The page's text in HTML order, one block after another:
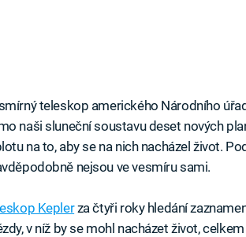
teleskop amerického Národního
naši sluneční soustavu deset nových
na to, aby se na nich nacházel život.
nejsou ve vesmíru sami.
Keplerza čtyři roky hledání
v níž by se mohl nacházet život,